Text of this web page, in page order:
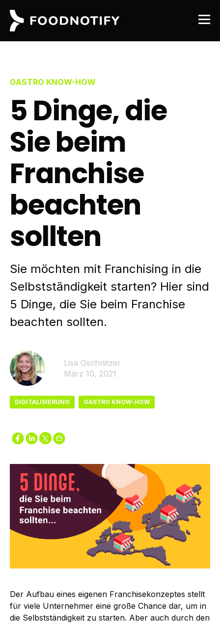
GASTRO KNOW-HOW
5 Dinge, die
Sie beim
Franchise
beachten
sollten
Sie möchten mit Franchising in die
Selbstständigkeit starten? Hier sind
5 Dinge, die Sie beim Franchise
beachten sollten.
Lisa Gschnitzer
März 10, 2021
DIGITALISIERUNG GASTRO KNOW-HOW
Der Aufbau eines eigenen Franchisekonzeptes stellt
für viele Unternehmer eine große Chance dar, um in
die Selbstständigkeit zu starten. Aber auch durch den